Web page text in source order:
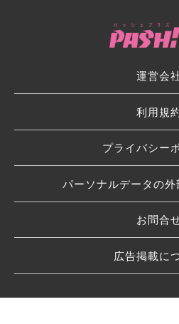
運営会
利用規
プライバシー
パーソナルデータの外
お問合
広告掲載に